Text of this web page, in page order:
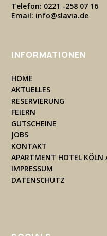
Telefon: 0221 -258 07 16
Email: info@slavia.de
INFORMATIONEN
HOME
AKTUELLES
RESERVIERUNG
FEIERN
GUTSCHEINE
JOBS
KONTAKT
APARTMENT HOTEL KÖLN
IMPRESSUM
DATENSCHUTZ